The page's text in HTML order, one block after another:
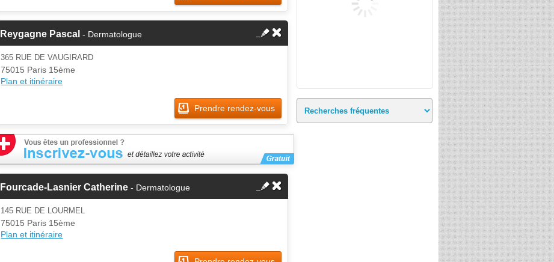
Reygagne Pascal - Dermatologue
365 RUE DE VAUGIRARD
75015 Paris 15ème
Plan et itinéraire
Prendre rendez-vous
Fourcade-Lasnier Catherine - Dermatologue
145 RUE DE LOURMEL
75015 Paris 15ème
Plan et itinéraire